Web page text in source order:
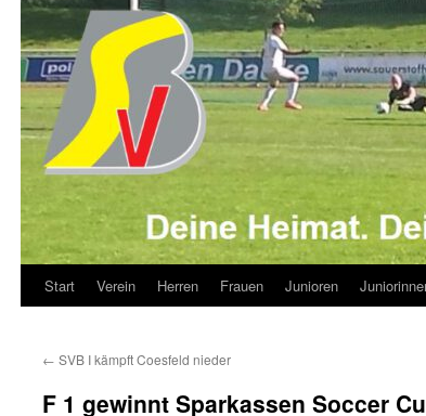
Start Verein Herren Frauen Junioren
← SVB I kämpft Coesfeld nieder
F 1 gewinnt Sparkassen Soccer